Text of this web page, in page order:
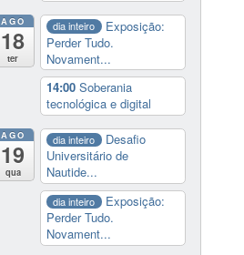
AGO
18
ter
dia inteiro
Exposição:
Perder Tudo.
Novament...
14:00 Soberania
tecnológica e digital
AGO
19
qua
dia inteiro
Desafio
Universitário de
Nautide...
dia inteiro
Exposição:
Perder Tudo.
Novament...